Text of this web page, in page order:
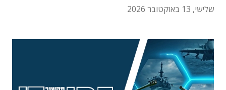
שלישי, 13 באוקטובר 2026